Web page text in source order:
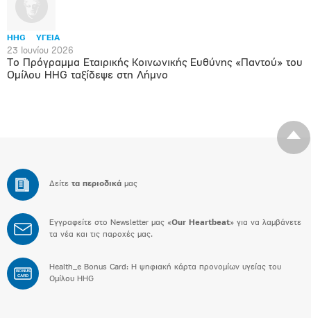
HHG ΥΓΕΙΑ
23 Ιουνίου 2026
Το Πρόγραμμα Εταιρικής Κοινωνικής Ευθύνης «Παντού» του
Ομίλου HHG ταξίδεψε στη Λήμνο
Δείτε τα περιοδικά μας
Εγγραφείτε στο Newsletter μας «Our Heartbeat» για να λαμβάνετε
τα νέα και τις παροχές μας.
BONUS
CARD
Health_e Bonus Card: H ψηφιακή κάρτα προνομίων υγείας του
Ομίλου HHG